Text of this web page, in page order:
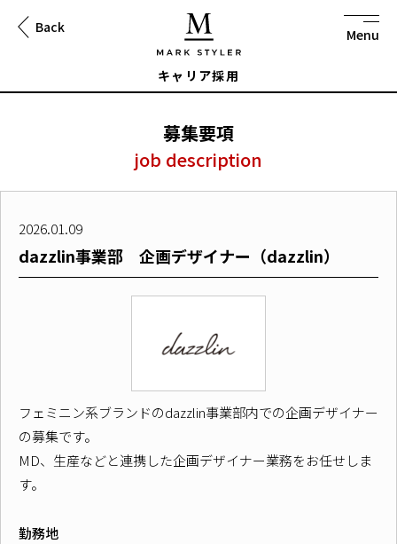
Back
キャリア採用
募集要項
job description
2026.01.09
dazzlin事業部 企画デザイナー（dazzlin）
フェミニン系ブランドのdazzlin事業部内での企画デザイナー
の募集です。
MD、生産などと連携した企画デザイナー業務をお任せしま
す。
勤務地